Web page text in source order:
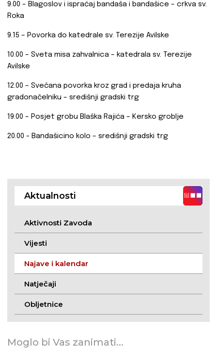
9.00 – Blagoslov i ispraćaj bandaša i bandašice – crkva sv.
Roka
9.15 – Povorka do katedrale sv. Terezije Avilske
10.00 – Sveta misa zahvalnica – katedrala sv. Terezije
Avilske
12.00 – Svečana povorka kroz grad i predaja kruha
gradonačelniku – središnji gradski trg
19.00 – Posjet grobu Blaška Rajića – Kersko groblje
20.00 - Bandašicino kolo – središnji gradski trg
Aktualnosti
Aktivnosti Zavoda
Vijesti
Najave i kalendar
Natječaji
Obljetnice
Moglo bi Vas zanimati...